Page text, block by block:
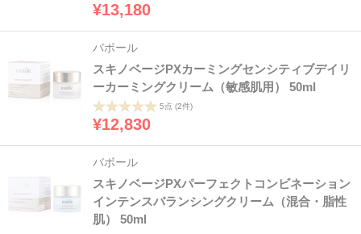
¥13,180
バボール
スキノベージPXカーミングセンシティブデイリ
ーカーミングクリーム（敏感肌用） 50ml
5点 (2件)
¥12,830
バボール
スキノベージPXパーフェクトコンビネーション
インテンスバランシングクリーム（混合・脂性
肌） 50ml